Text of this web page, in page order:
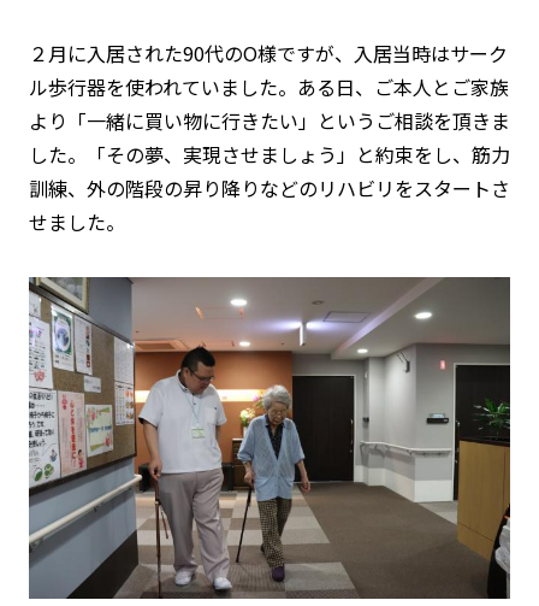
２月に入居された90代のO様ですが、入居当時はサーク
ル歩行器を使われていました。ある日、ご本人とご家族
より「一緒に買い物に行きたい」というご相談を頂きま
した。「その夢、実現させましょう」と約束をし、筋力
訓練、外の階段の昇り降りなどのリハビリをスタートさ
せました。